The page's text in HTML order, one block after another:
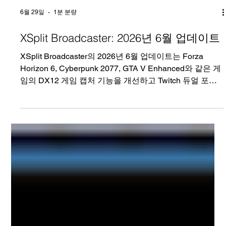
6월 29일 1분 분량
Horizon 6, Cyberpunk 2077, GTA V Enhanced와 같은 게
임의 DX12 게임 캡처 기능을 개선하고 Twitch 듀얼 포맷
스트리밍을 지원합니다.